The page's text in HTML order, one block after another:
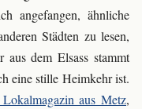
angefangen, ähnliche
Städten zu lesen,
dem Elsass stammt
eine stille Heimkehr ist.
aus Metz,